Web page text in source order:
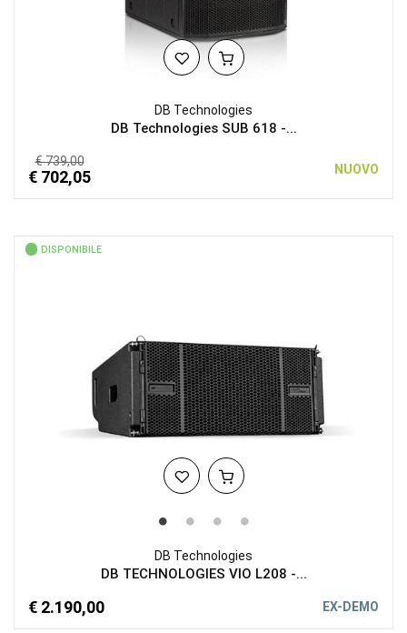
DB Technologies
DB Technologies SUB 618 -...
€ 739,00
€ 702,05 NUOVO
DISPONIBILE
DB Technologies
DB TECHNOLOGIES VIO L208 -...
€ 2.190,00 EX-DEMO